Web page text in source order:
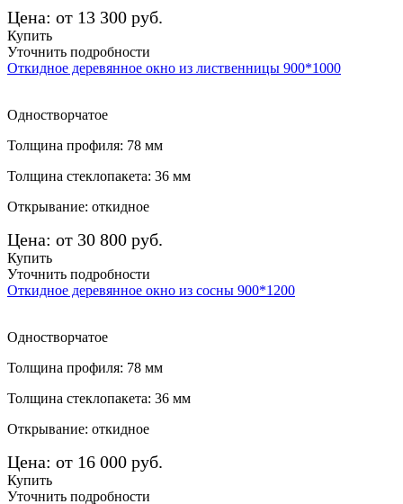
Цена: от 13 300 руб.
Купить
Уточнить подробности
Откидное деревянное окно из лиственницы 900*1000
Одностворчатое
Толщина профиля: 78 мм
Толщина стеклопакета: 36 мм
Открывание: откидное
Цена: от 30 800 руб.
Купить
Уточнить подробности
Откидное деревянное окно из сосны 900*1200
Одностворчатое
Толщина профиля: 78 мм
Толщина стеклопакета: 36 мм
Открывание: откидное
Цена: от 16 000 руб.
Купить
Уточнить подробности